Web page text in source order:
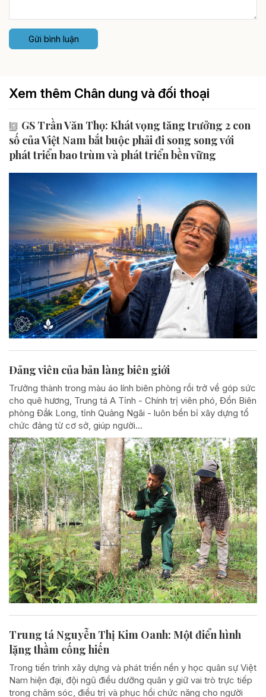
Gửi bình luận
Xem thêm Chân dung và đối thoại
GS Trần Văn Thọ: Khát vọng tăng trưởng 2 con
số của Việt Nam bắt buộc phải đi song song với
phát triển bao trùm và phát triển bền vững
Đảng viên của bản làng biên giới
Trưởng thành trong màu áo lính biên phòng rồi trở về góp sức
cho quê hương, Trung tá A Tỉnh - Chính trị viên phó, Đồn Biên
phòng Đắk Long, tỉnh Quảng Ngãi - luôn bền bỉ xây dựng tổ
chức đảng từ cơ sở, giúp người...
Trung tá Nguyễn Thị Kim Oanh: Một điển hình
lặng thầm cống hiến
Trong tiến trình xây dựng và phát triển nền y học quân sự Việt
Nam hiện đại, đội ngũ điều dưỡng quân y giữ vai trò trực tiếp
trong chăm sóc, điều trị và phục hồi chức năng cho người